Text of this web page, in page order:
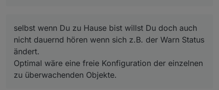
richtig sinn macht es wenn ich jetzt die Nachtruhe
einschalte und dann eine Sprachausgabe kommt
möchte ich ja den Status hören, oder es ändert
sich bei Nachruhe der Status eines Fensters bei
selbst wenn Du zu Hause bist willst Du doch auch
nicht dauernd hören wenn sich z.B. der Warn Status
ändert.
Optimal wäre eine freie Konfiguration der einzelnen
zu überwachenden Objekte.